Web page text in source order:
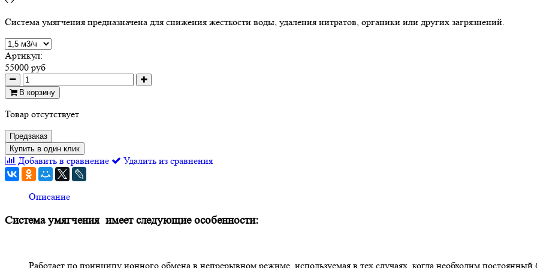
Система умягчения предназначена для снижения жесткости воды, удаления нитратов, органики или других загрязнений.
Артикул:
55000 руб
В корзину
Товар отсутствует
Предзаказ
Купить в один клик
Добавить в сравнение Удалить из сравнения
Описание
Система умягчения имеет следующие особенности:
Работает по принципу ионного обмена в непрерывном режиме, используемая в тех случаях, когда необходим